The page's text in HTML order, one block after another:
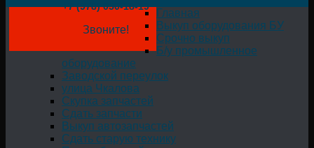
+7 (978) 050-18-19
Звоните!
Главная
Выкуп оборудования БУ
Срочно выкуп
Б/у промышленное
оборудование
Заводской переулок
улица Чкалова
Скупка запчастей
Сдать запчасти
Выкуп автозапчастей
Сдать старую технику